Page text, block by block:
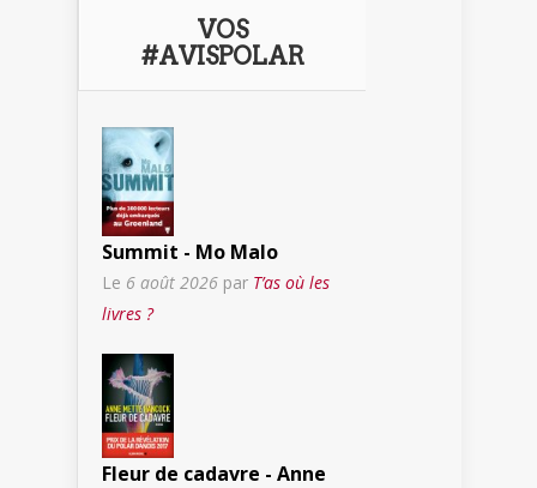
VOS
#AVISPOLAR
Summit - Mo Malo
Le 6 août 2026 par T’as où les
livres ?
Fleur de cadavre - Anne